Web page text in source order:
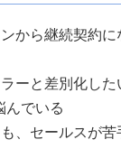
から継続契約
ーと差別化し
んでいる
、セールスが